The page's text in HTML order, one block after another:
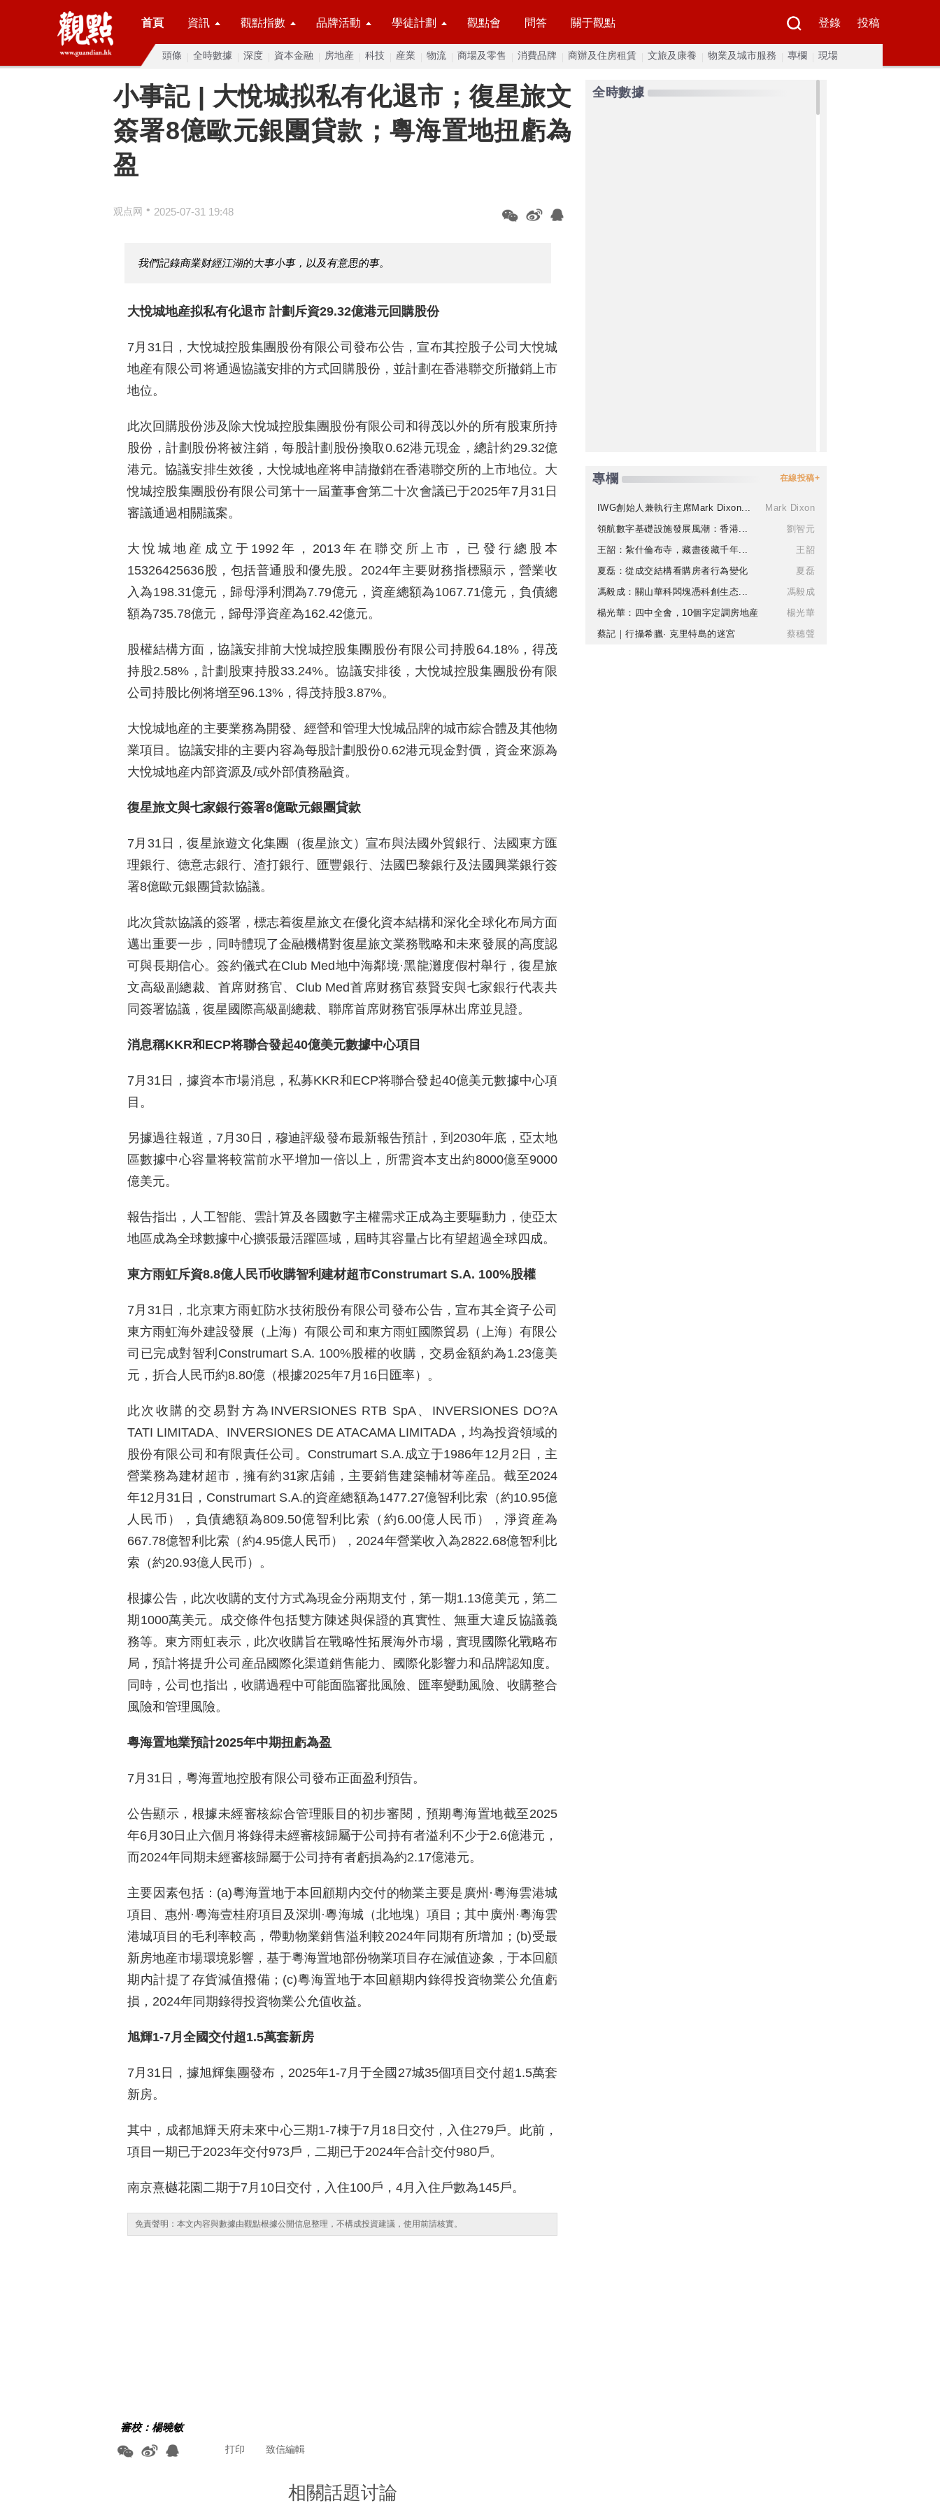
首頁 資訊 觀點指數 品牌活動 學徒計劃 觀點會 問答 關于觀點 登錄 投稿
頭條 全時數據 深度 資本金融 房地産 科技 産業 物流 商場及零售 消費品牌 商辦及住房租賃 文旅及康養 物業及城市服務 專欄 現場
小事記 | 大悅城拟私有化退市；復星旅文
簽署8億歐元銀團貸款；粵海置地扭虧為
盈
观点网 • 2025-07-31 19:48
我們記錄商業财經江湖的大事小事，以及有意思的事。
大悅城地産拟私有化退市 計劃斥資29.32億港元回購股份
7月31日，大悅城控股集團股份有限公司發布公告，宣布其控股子公司大悅城
地産有限公司将通過協議安排的方式回購股份，並計劃在香港聯交所撤銷上市
地位。
此次回購股份涉及除大悅城控股集團股份有限公司和得茂以外的所有股東所持
股份，計劃股份将被注銷，每股計劃股份換取0.62港元現金，總計約29.32億
港元。協議安排生效後，大悅城地産将申請撤銷在香港聯交所的上市地位。大
悅城控股集團股份有限公司第十一屆董事會第二十次會議已于2025年7月31日
審議通過相關議案。
大悅城地産成立于1992年，2013年在聯交所上市，已發行總股本
15326425636股，包括普通股和優先股。2024年主要财務指標顯示，營業收
入為198.31億元，歸母淨利潤為7.79億元，資産總額為1067.71億元，負債總
額為735.78億元，歸母淨資産為162.42億元。
股權結構方面，協議安排前大悅城控股集團股份有限公司持股64.18%，得茂
持股2.58%，計劃股東持股33.24%。協議安排後，大悅城控股集團股份有限
公司持股比例将增至96.13%，得茂持股3.87%。
大悅城地産的主要業務為開發、經營和管理大悅城品牌的城市綜合體及其他物
業項目。協議安排的主要内容為每股計劃股份0.62港元現金對價，資金來源為
大悅城地産内部資源及/或外部債務融資。
復星旅文與七家銀行簽署8億歐元銀團貸款
7月31日，復星旅遊文化集團（復星旅文）宣布與法國外貿銀行、法國東方匯
理銀行、德意志銀行、渣打銀行、匯豐銀行、法國巴黎銀行及法國興業銀行簽
署8億歐元銀團貸款協議。
此次貸款協議的簽署，標志着復星旅文在優化資本結構和深化全球化布局方面
邁出重要一步，同時體現了金融機構對復星旅文業務戰略和未來發展的高度認
可與長期信心。簽約儀式在Club Med地中海鄰境·黑龍灘度假村舉行，復星旅
文高級副總裁、首席财務官、Club Med首席财務官蔡賢安與七家銀行代表共
同簽署協議，復星國際高級副總裁、聯席首席财務官張厚林出席並見證。
消息稱KKR和ECP将聯合發起40億美元數據中心項目
7月31日，據資本市場消息，私募KKR和ECP将聯合發起40億美元數據中心項
目。
另據過往報道，7月30日，穆迪評級發布最新報告預計，到2030年底，亞太地
區數據中心容量将較當前水平增加一倍以上，所需資本支出約8000億至9000
億美元。
報告指出，人工智能、雲計算及各國數字主權需求正成為主要驅動力，使亞太
地區成為全球數據中心擴張最活躍區域，屆時其容量占比有望超過全球四成。
東方雨虹斥資8.8億人民币收購智利建材超市Construmart S.A. 100%股權
7月31日，北京東方雨虹防水技術股份有限公司發布公告，宣布其全資子公司
東方雨虹海外建設發展（上海）有限公司和東方雨虹國際貿易（上海）有限公
司已完成對智利Construmart S.A. 100%股權的收購，交易金額約為1.23億美
元，折合人民币約8.80億（根據2025年7月16日匯率）。
此次收購的交易對方為INVERSIONES RTB SpA、INVERSIONES DO?A
TATI LIMITADA、INVERSIONES DE ATACAMA LIMITADA，均為投資領域的
股份有限公司和有限責任公司。Construmart S.A.成立于1986年12月2日，主
營業務為建材超市，擁有約31家店鋪，主要銷售建築輔材等産品。截至2024
年12月31日，Construmart S.A.的資産總額為1477.27億智利比索（約10.95億
人民币），負債總額為809.50億智利比索（約6.00億人民币），淨資産為
667.78億智利比索（約4.95億人民币），2024年營業收入為2822.68億智利比
索（約20.93億人民币）。
根據公告，此次收購的支付方式為現金分兩期支付，第一期1.13億美元，第二
期1000萬美元。成交條件包括雙方陳述與保證的真實性、無重大違反協議義
務等。東方雨虹表示，此次收購旨在戰略性拓展海外市場，實現國際化戰略布
局，預計将提升公司産品國際化渠道銷售能力、國際化影響力和品牌認知度。
同時，公司也指出，收購過程中可能面臨審批風險、匯率變動風險、收購整合
風險和管理風險。
粵海置地業預計2025年中期扭虧為盈
7月31日，粵海置地控股有限公司發布正面盈利預告。
公告顯示，根據未經審核綜合管理賬目的初步審閱，預期粵海置地截至2025
年6月30日止六個月将錄得未經審核歸屬于公司持有者溢利不少于2.6億港元，
而2024年同期未經審核歸屬于公司持有者虧損為約2.17億港元。
主要因素包括：(a)粵海置地于本回顧期内交付的物業主要是廣州·粵海雲港城
項目、惠州·粵海壹桂府項目及深圳·粵海城（北地塊）項目；其中廣州·粵海雲
港城項目的毛利率較高，帶動物業銷售溢利較2024年同期有所增加；(b)受最
新房地産市場環境影響，基于粵海置地部份物業項目存在減值迹象，于本回顧
期内計提了存貨減值撥備；(c)粵海置地于本回顧期内錄得投資物業公允值虧
損，2024年同期錄得投資物業公允值收益。
旭輝1-7月全國交付超1.5萬套新房
7月31日，據旭輝集團發布，2025年1-7月于全國27城35個項目交付超1.5萬套
新房。
其中，成都旭輝天府未來中心三期1-7棟于7月18日交付，入住279戶。此前，
項目一期已于2023年交付973戶，二期已于2024年合計交付980戶。
南京熹樾花園二期于7月10日交付，入住100戶，4月入住戶數為145戶。
免責聲明：本文内容與數據由觀點根據公開信息整理，不構成投資建議，使用前請核實。
審校：楊曉敏
致信編輯
打印
相關話題讨論
全時數據
專欄 在線投稿+
IWG創始人兼執行主席Mark Dixon...
Mark Dixon
領航數字基礎設施發展風潮：香港...
劉智元
王韶：紮什倫布寺，藏盡後藏千年...
王韶
夏磊：從成交結構看購房者行為變化
夏磊
馮毅成：關山華科闆塊憑科創生态...
馮毅成
楊光華：四中全會，10個字定調房地産
楊光華
蔡記｜行攝希臘· 克里特島的迷宮
蔡穗聲